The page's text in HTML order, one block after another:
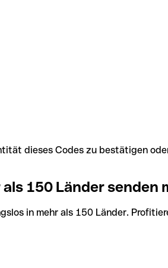
dieses Codes zu bestätigen
150 Länder senden
in mehr als 150 Länder.